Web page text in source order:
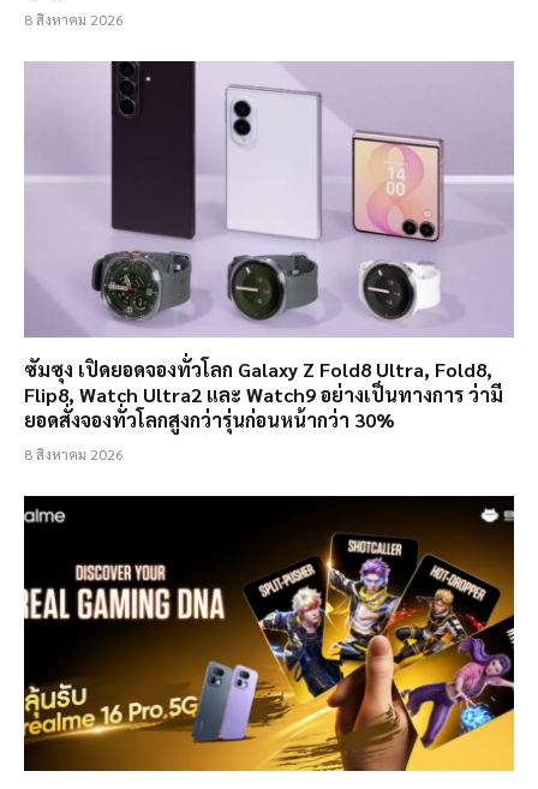
8 สิงหาคม 2026
ซัมซุง เปิดยอดจองทั่วโลก Galaxy Z Fold8 Ultra, Fold8,
Flip8, Watch Ultra2 และ Watch9 อย่างเป็นทางการ ว่ามี
ยอดสั่งจองทั่วโลกสูงกว่ารุ่นก่อนหน้ากว่า 30%
8 สิงหาคม 2026